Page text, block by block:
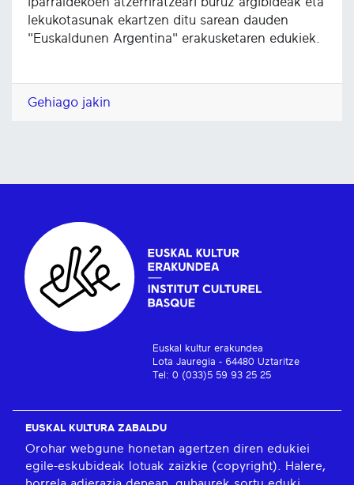
lekukotasunak ekartzen ditu sarean dauden
"Euskaldunen Argentina" erakusketaren edukiek.
Gehiago jakin
Euskal kultur erakundea
Lota Jauregia - 64480 Uztaritze
Tel: 0 (033)5 59 93 25 25
EUSKAL KULTURA ZABALDU
Orohar webgune honetan agertzen diren edukiei
egile-eskubideak lotuak zaizkie (copyright). Halere,